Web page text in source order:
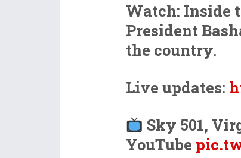
Watch: Inside
President
the country.
Live updates:
Sky 501,
YouTube